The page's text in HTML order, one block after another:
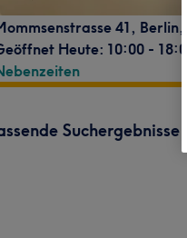
41 , Berlin,
Heute: 10:00 - 18:00
Suchergebnisse